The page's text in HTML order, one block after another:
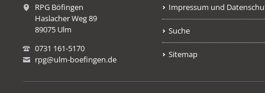
RPG Böfingen
Haslacher Weg 89
89075 Ulm
0731 161-5170
rpg@ulm-boefingen.de
Impressum und
Suche
Sitemap